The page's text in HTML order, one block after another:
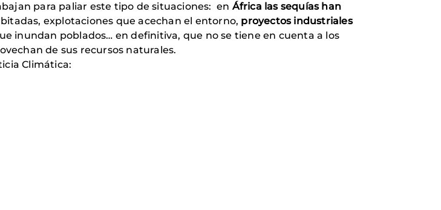
para paliar este tipo de situaciones: en África las sequías han
explotaciones que acechan el entorno, proyectos industriales
inundan poblados… en definitiva, que no se tiene en cuenta a los
de sus recursos naturales.
Climática: